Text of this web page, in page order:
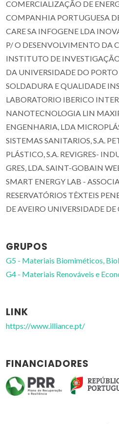
COMERCIALIZAÇÃO DE
COMPANHIA PORTUGUESA
CARE SA INFOGENE LDA
P/ O DESENVOLVIMENTO DA
INSTITUTO DE
DA UNIVERSIDADE DO
SOLDADURA E QUALIDADE
LABORATORIO IBERICO
NANOTECNOLOGIA LIN
ENGENHARIA, LDA
SISTEMAS SANITARIOS, S.A.
PLÁSTICO, S.A. REVIGRES-
GRES, LDA. SAINT-GOBAIN
SMART ENERGY LAB -
RESERVATÓRIOS TÊXTEIS
DE AVEIRO UNIVERSIDADE
GRUPOS
G5 - Materiais Biomiméticos,
G4 - Materiais Renováveis e
LINK
https://www.illiance.pt/
FINANCIADORES